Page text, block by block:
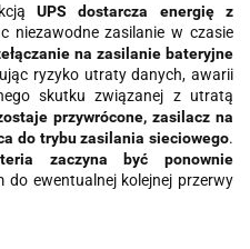
UPS dostarcza energię z
niezawodne zasilanie w czasie
na zasilanie bateryjne
ryzyko utraty danych, awarii
skutku związanej z utratą
przywrócone, zasilacz na
do trybu zasilania sieciowego.
zaczyna być ponownie
do ewentualnej kolejnej przerwy